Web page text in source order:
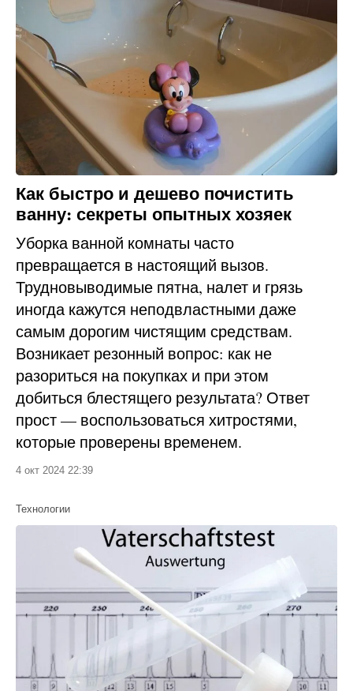
Как быстро и дешево почистить
ванну: секреты опытных хозяек
Уборка ванной комнаты часто
превращается в настоящий вызов.
Трудновыводимые пятна, налет и грязь
иногда кажутся неподвластными даже
самым дорогим чистящим средствам.
Возникает резонный вопрос: как не
разориться на покупках и при этом
добиться блестящего результата? Ответ
прост — воспользоваться хитростями,
которые проверены временем.
4 окт 2024 22:39
Технологии